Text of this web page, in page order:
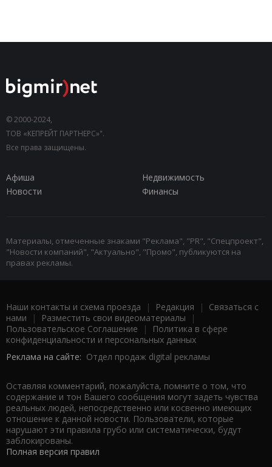
© 2000-2024,
ТОВ «КЕПРЕЙТ ПАРТНЕРС»".
Все права защищены.
Афиша
Недвижимость
Новости
Финансы
Материалы, отмеченные знаками "Реклама", "PR", "Спецпроект",
"Новости компаний", "Актуально", "Промо", публикуются на
правах рекламы.
Наши контакты и схема проезда | Редакция | Связаться с
нами | Разместить свои видеоматериалы |
Пользовательское Соглашение |
Политика в сфере
конфиденциальности и персональных данных
Реклама на сайте: Отдел продаж digital рекламы
Оставляя комментарий, пожалуйста, помните о том, что
содержание и тон Вашего сообщения могут задеть чувства
реальных людей, непосредственно или косвенно имеющих
отношение к данной новости. Пользователи, которые
нарушают эти правила грубо или систематически, будут
заблокированы.
Полная версия правил